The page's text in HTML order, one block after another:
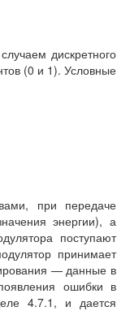
дискретного
(0 и 1). Условные
при передаче
энергии), а
поступают
принимает
— данные в
ошибки в
4.7.1, и дается